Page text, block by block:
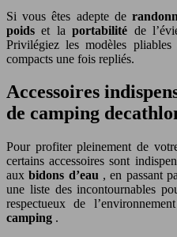
Si vous êtes adepte de
poidset laportabilité de
Privilégiez les modèles
compacts une fois repliés.
Accessoires
de camping
Pour profiter pleinement de
certains accessoires sont
auxbidons d’eau , en passant
une liste des incontournables
respectueux de
camping .